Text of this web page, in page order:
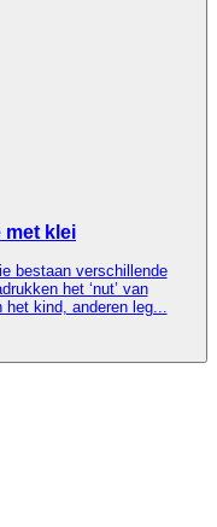
met klei
bestaan verschillende
het ‘nut’ van
het kind, anderen leg...